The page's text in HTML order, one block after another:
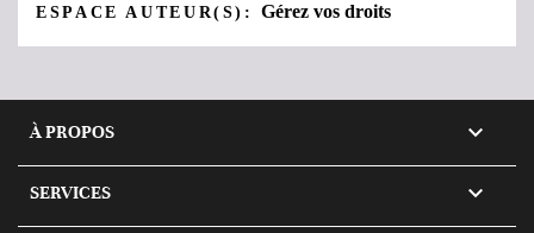
ESPACE AUTEUR(S):Gérez vos droits
À PROPOS 
SERVICES 